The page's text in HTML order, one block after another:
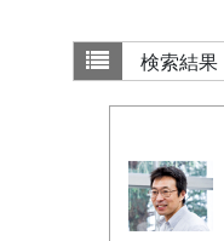
検索結果